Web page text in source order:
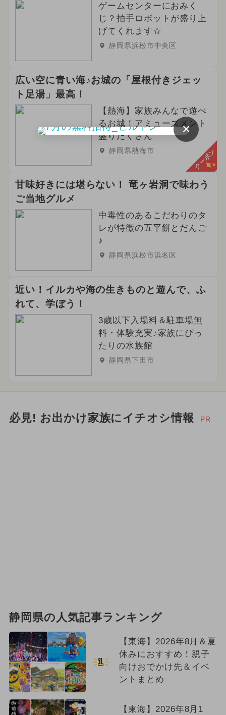
ゲームセンターにおみく
じ？拍手ロボットが盛り上
げてくれます☆
静岡県浜松市中央区
広い空に青い海♪お城の「屋根付きジェッ
ト足湯」最高！
【熱海】家族みんなで遊べ
るお城！アミューズメント
盛りだくさん
静岡県熱海市 クーポン
甘味好きには堪らない！ 竜ヶ岩洞で味わう
ご当地グルメ
中毒性のあるこだわりのタ
レが特徴の五平餅とだんご
♪
静岡県浜松市浜名区
近い！イルカや海の生きものと遊んで、ふ
れて、学ぼう！
3歳以下入場料＆駐車場無
料・体験充実♪家族にぴっ
たりの水族館
静岡県下田市
必見! お出かけ家族にイチオシ情報 PR
静岡県の人気記事ランキング
1
【東海】2026年8月＆夏
休みにおすすめ！親子
向けおでかけ先＆イベ
ントまとめ
【東海】2026年8月1
×